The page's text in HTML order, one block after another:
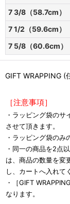
7 3/8（58.7cm）
7 1/2（59.6cm）
7 5/8（60.6cm）
GIFT WRAPPING (
［注意事項］
・ラッピング袋の
させて頂きます。
・ラッピング袋のみ
・同一の商品を2点
は、商品の数量を変
し、カートへ入れて
・［GIFT
なります。